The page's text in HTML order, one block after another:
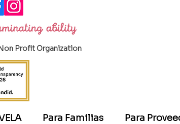
Profit Organization
Para Familias Para